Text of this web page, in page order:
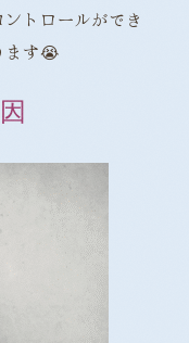
トロールができ
ます😭